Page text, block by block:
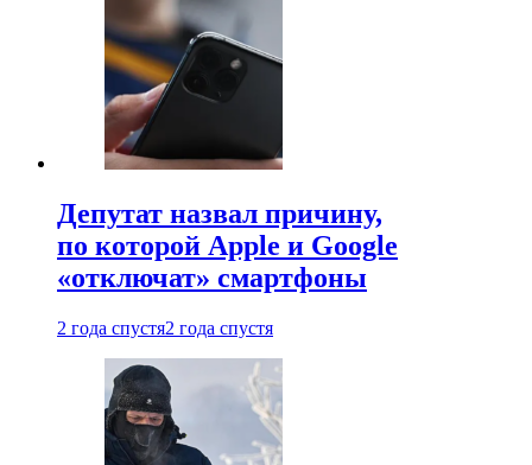
Депутат назвал причину,
по которой Apple и Google
«отключат» смартфоны
2 года спустя2 года спустя